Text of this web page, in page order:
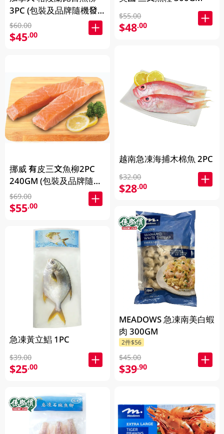
3PC (包裝及品牌隨機發
放)
$60.00
$45.00
挪威 有皮三文魚柳2PC
240GM (包裝及品牌隨機
發放)
$69.00
$55.00
急凍黃立鯧 1PC
$39.00
$25.00
$55.00
$48.00
越南急凍海捕木棉魚 2PC
$32.00
$28.00
MEADOWS 急凍南美白蝦
肉 300GM
2件$56
$45.00
$39.90